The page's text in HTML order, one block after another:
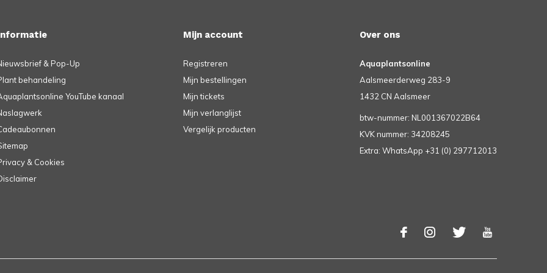
& Pop-Up
behandeling
YouTube kanaal
& Cookies
Mijn account
Registreren
Mijn bestellingen
Mijn tickets
Mijn verlanglijst
Vergelijk producten
Over ons
Aquaplantsonline
Aalsmeerderweg 283-9
1432 CN Aalsmeer
btw-nummer: NL001367022B64
KVK nummer: 34208245
Extra: WhatsApp +31 (0) 297712013